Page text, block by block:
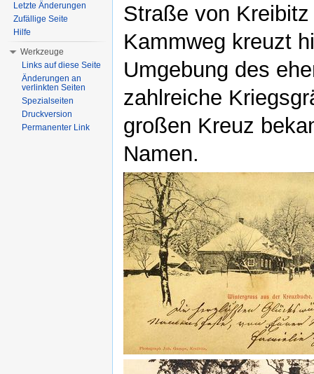
Straße von
Kammweg kreuzt
Umgebung des
zahlreiche
großen Kreuz
Namen.
Letzte Änderungen
Zufällige Seite
Hilfe
Werkzeuge
Links auf diese Seite
Änderungen an
verlinkten Seiten
Spezialseiten
Druckversion
Permanenter Link